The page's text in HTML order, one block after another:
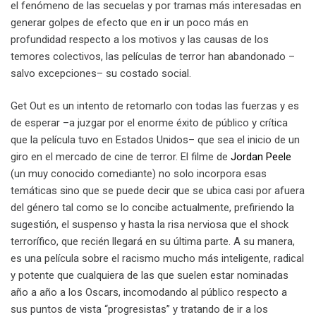
el fenómeno de las secuelas y por tramas más interesadas en
generar golpes de efecto que en ir un poco más en
profundidad respecto a los motivos y las causas de los
temores colectivos, las películas de terror han abandonado –
salvo excepciones– su costado social.
Get Out es un intento de retomarlo con todas las fuerzas y es
de esperar –a juzgar por el enorme éxito de público y crítica
que la película tuvo en Estados Unidos– que sea el inicio de un
giro en el mercado de cine de terror. El filme de Jordan Peele
(un muy conocido comediante) no solo incorpora esas
temáticas sino que se puede decir que se ubica casi por afuera
del género tal como se lo concibe actualmente, prefiriendo la
sugestión, el suspenso y hasta la risa nerviosa que el shock
terrorífico, que recién llegará en su última parte. A su manera,
es una película sobre el racismo mucho más inteligente, radical
y potente que cualquiera de las que suelen estar nominadas
año a año a los Oscars, incomodando al público respecto a
sus puntos de vista “progresistas” y tratando de ir a los